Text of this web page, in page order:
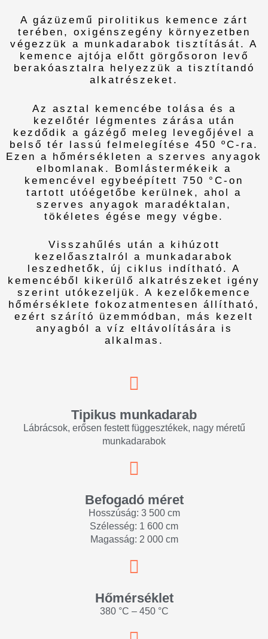
A gázüzemű pirolitikus kemence zárt
terében, oxigénszegény környezetben
végezzük a munkadarabok tisztítását. A
kemence ajtója előtt görgősoron levő
berakóasztalra helyezzük a tisztítandó
alkatrészeket.
Az asztal kemencébe tolása és a
kezelőtér légmentes zárása után
kezdődik a gázégő meleg levegőjével a
belső tér lassú felmelegítése 450 ºC-ra.
Ezen a hőmérsékleten a szerves anyagok
elbomlanak. Bomlástermékeik a
kemencével egybeépített 750 °C-on
tartott utóégetőbe kerülnek, ahol a
szerves anyagok maradéktalan,
tökéletes égése megy végbe.
Visszahűlés után a kihúzott
kezelőasztalról a munkadarabok
leszedhetők, új ciklus indítható. A
kemencéből kikerülő alkatrészeket igény
szerint utókezeljük. A kezelőkemence
hőmérséklete fokozatmentesen állítható,
ezért szárító üzemmódban, más kezelt
anyagból a víz eltávolítására is
alkalmas.
Tipikus munkadarab
Lábrácsok, erősen festett függesztékek, nagy méretű
munkadarabok
Befogadó méret
Hosszúság: 3 500 cm
Szélesség: 1 600 cm
Magasság: 2 000 cm
Hőmérséklet
380 °C – 450 °C